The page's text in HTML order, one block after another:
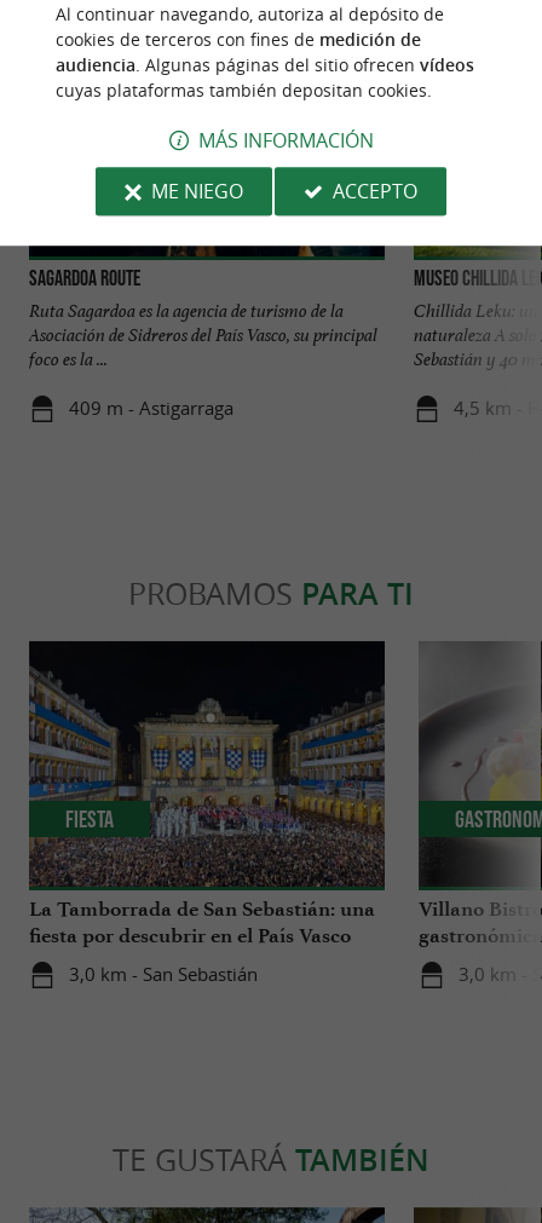
Sagardoa Route
Ruta Sagardoa es la agencia de turismo de la
Asociación de Sidreros del País Vasco, su principal
foco es la ...
409 m - Astigarraga
MUSEO Chillida
Chillida Leku: un
naturaleza A
Sebastián y 40
4,5 km -
PROBAMOS PARA TI
La Tamborrada de San Sebastián: una
fiesta por descubrir en el País Vasco
Sur
3,0 km - San Sebastián
Fiesta
Villano
un hotel
San
3,0 km -
TE GUSTARÁ TAMBIÉN
Al continuar navegando, autoriza al depósito de
cookies de terceros con fines de medición de
audiencia . Algunas páginas del sitio ofrecen vídeos
cuyas plataformas también depositan cookies.
MÁS INFORMACIÓN
ME NIEGO
ACCEPTO